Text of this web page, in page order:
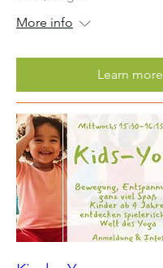
More info
Learn more